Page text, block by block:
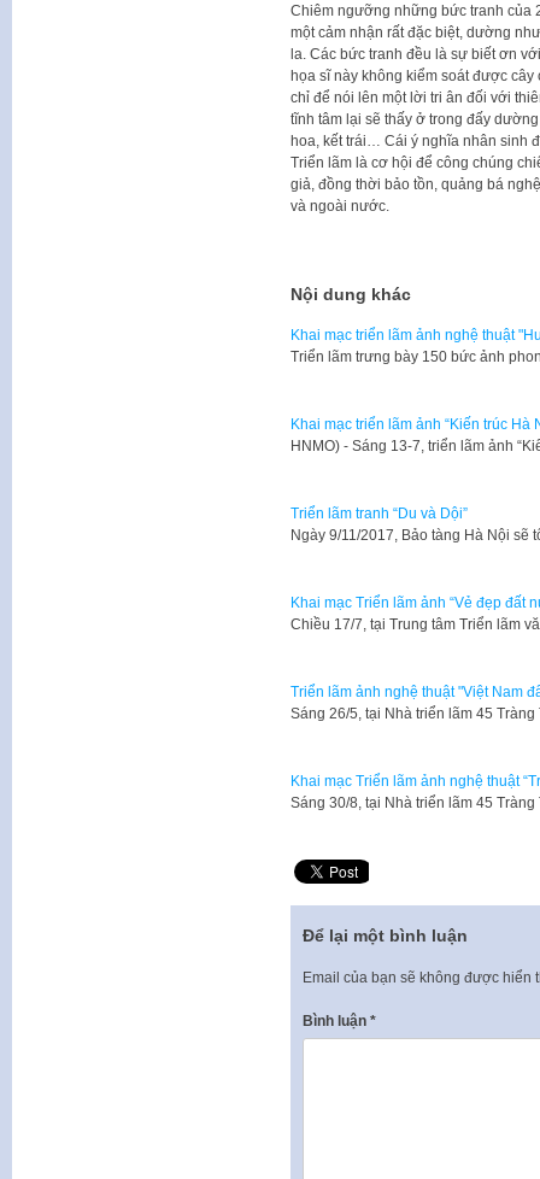
Chiêm ngưỡng những bức tranh của
một cảm nhận rất đặc biệt, dường
la. Các bức tranh đều là sự biết ơn
họa sĩ này không kiểm soát được
chỉ để nói lên một lời tri ân đối với
tĩnh tâm lại sẽ thấy ở trong đấy
hoa, kết trái… Cái ý nghĩa nhân sinh
Triển lãm là cơ hội để công chúng
giả, đồng thời bảo tồn, quảng bá
và ngoài nước.
Nội dung khác
Khai mạc triển lãm ảnh nghệ thuật
Triển lãm trưng bày 150 bức ảnh
Khai mạc triển lãm ảnh “Kiến trúc Hà
HNMO) - Sáng 13-7, triển lãm ảnh
Triển lãm tranh “Du và Dội”
Ngày 9/11/2017, Bảo tàng Hà Nội
Khai mạc Triển lãm ảnh “Vẻ đẹp đất
Chiều 17/7, tại Trung tâm Triển lãm
Triển lãm ảnh nghệ thuật "Việt Nam
Sáng 26/5, tại Nhà triển lãm 45
Khai mạc Triển lãm ảnh nghệ thuật
Sáng 30/8, tại Nhà triển lãm 45
Để lại một bình luận
Email của bạn sẽ không được hiển
Bình luận *